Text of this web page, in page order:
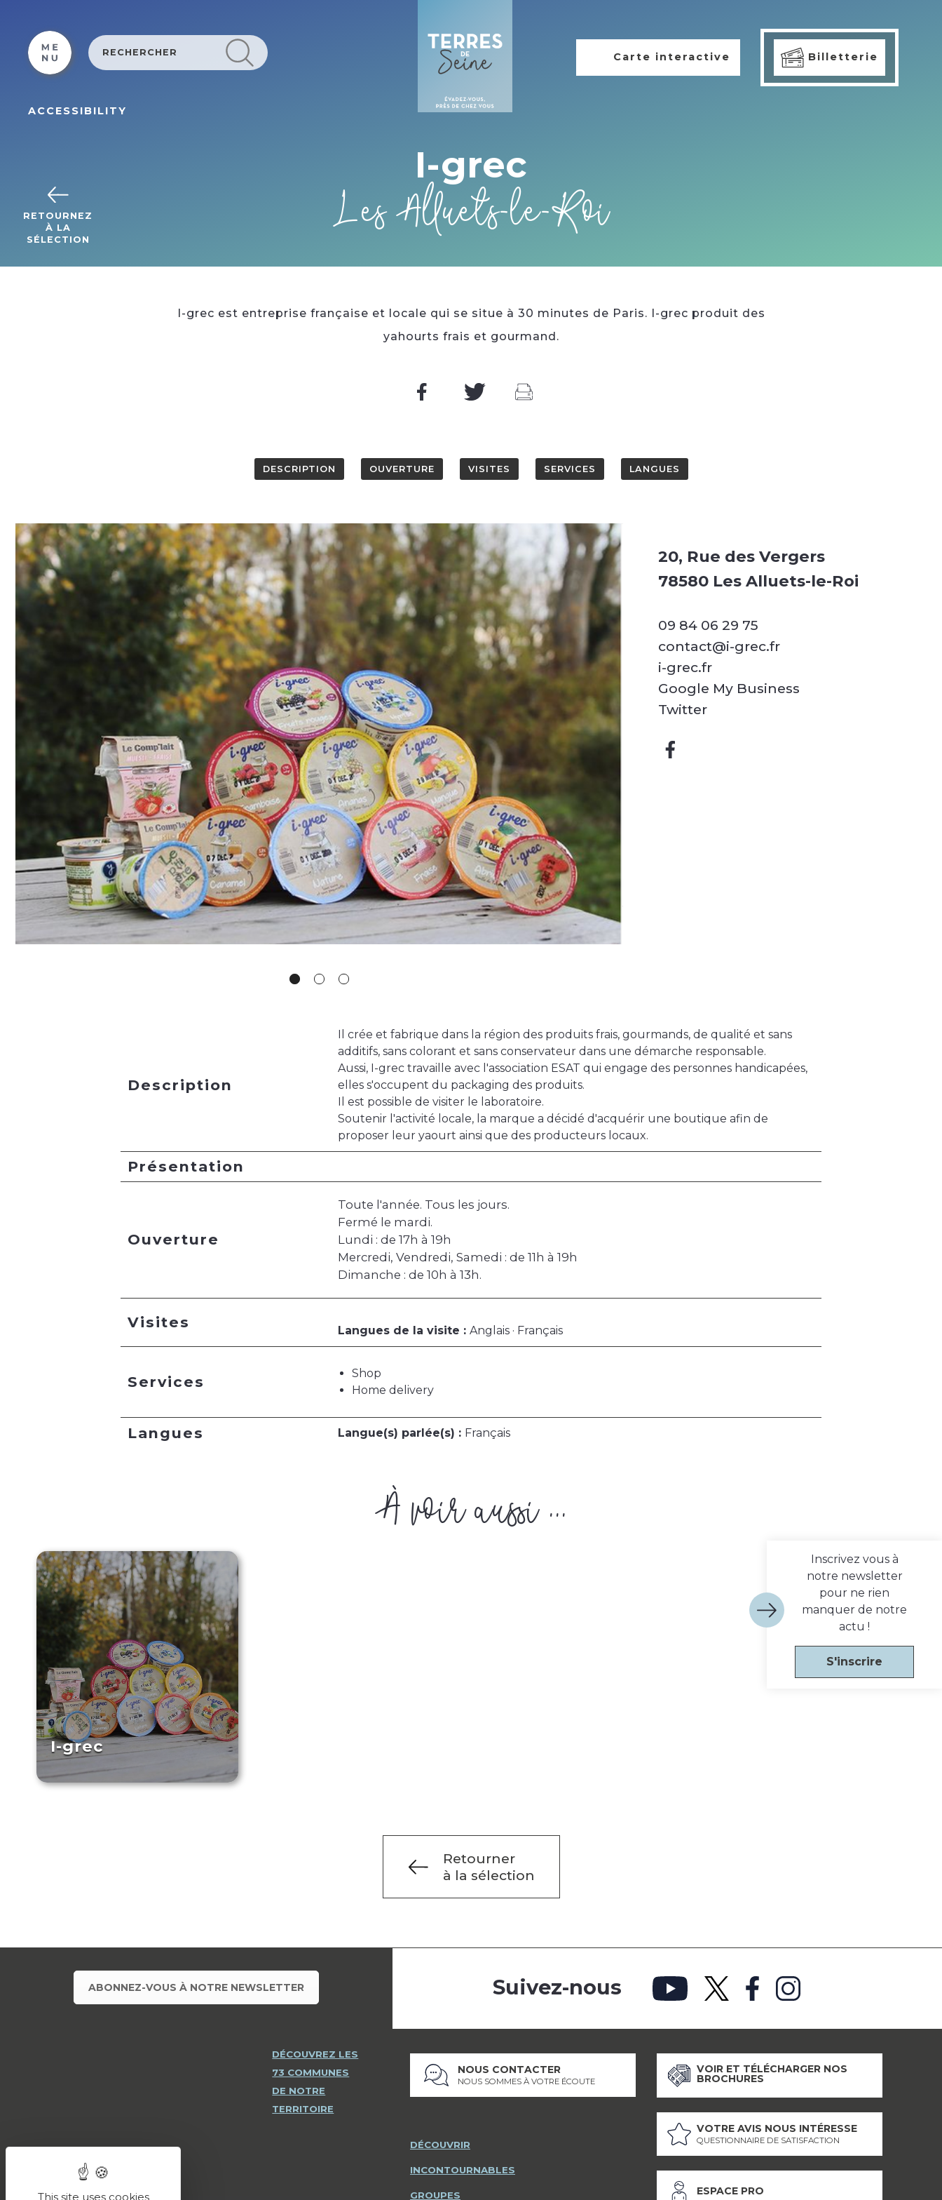
ACCESSIBILITY
Carte interactive Billetterie
RETOURNEZ
À LA
SÉLECTION
I-grec
Les Alluets-le-Roi
I-grec est entreprise française et locale qui se situe à 30 minutes de Paris. I-grec produit des
yahourts frais et gourmand.
DESCRIPTION OUVERTURE VISITES SERVICES LANGUES
20, Rue des Vergers
78580 Les Alluets-le-Roi
09 84 06 29 75
contact@i-grec.fr
i-grec.fr
Google My Business
Twitter
Description
Il crée et fabrique dans la région des produits frais, gourmands, de qualité et sans
additifs, sans colorant et sans conservateur dans une démarche responsable.
Aussi, I-grec travaille avec l'association ESAT qui engage des personnes handicapées,
elles s'occupent du packaging des produits.
Il est possible de visiter le laboratoire.
Soutenir l'activité locale, la marque a décidé d'acquérir une boutique afin de
proposer leur yaourt ainsi que des producteurs locaux.
Présentation
Ouverture
Toute l'année. Tous les jours.
Fermé le mardi.
Lundi : de 17h à 19h
Mercredi, Vendredi, Samedi : de 11h à 19h
Dimanche : de 10h à 13h.
Visites Langues de la visite : Anglais · Français
Services
Shop
Home delivery
Langues Langue(s) parlée(s) : Français
À voir aussi ...
I-grec
Retourner
à la sélection
Inscrivez vous à
notre newsletter
pour ne rien
manquer de notre
actu !
S'inscrire
ABONNEZ-VOUS À NOTRE NEWSLETTER
DÉCOUVREZ LES
73 COMMUNES
DE NOTRE
TERRITOIRE
Suivez-nous
NOUS CONTACTER
NOUS SOMMES À VOTRE ÉCOUTE
DÉCOUVRIR
INCONTOURNABLES
GROUPES
VOIR ET TÉLÉCHARGER NOS
BROCHURES
VOTRE AVIS NOUS INTÉRESSE
QUESTIONNAIRE DE SATISFACTION
ESPACE PRO
This site uses cookies